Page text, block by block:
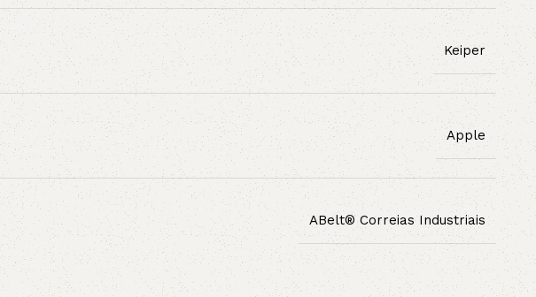
Keiper
Apple
ABelt® Correias Industriais